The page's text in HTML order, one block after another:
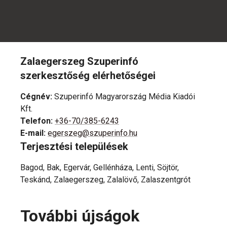
Zalaegerszeg Szuperinfó
szerkesztőség elérhetőségei
Cégnév: Szuperinfó Magyarország Média Kiadói
Kft.
Telefon: +36-70/385-6243
E-mail: egerszeg@szuperinfo.hu
Terjesztési települések
Bagod, Bak, Egervár, Gellénháza, Lenti, Söjtör,
Teskánd, Zalaegerszeg, Zalalövő, Zalaszentgrót
További újságok